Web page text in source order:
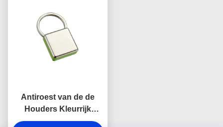
Antiroest van de de
Houders Kleurrijk
Onverwacht Haak van